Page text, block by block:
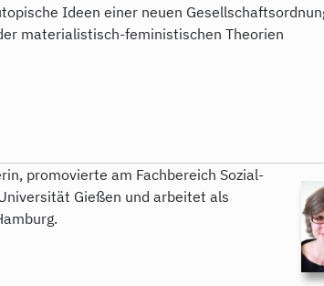
Ideen einer neuen
materialistisch-feministischen Theorien
promovierte am Fachbereich Sozial-
Gießen und arbeitet als